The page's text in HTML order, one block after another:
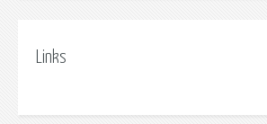
Links